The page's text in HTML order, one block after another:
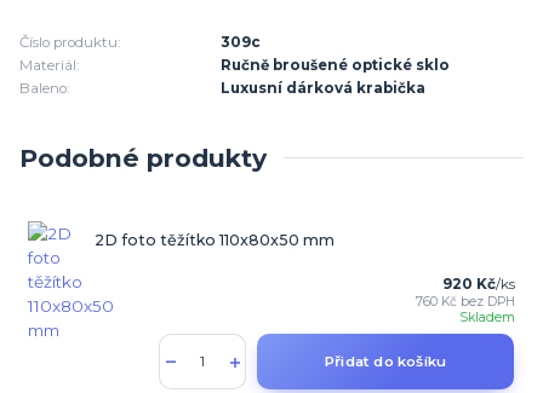
Číslo produktu:
309c
Materiál:
Ručně broušené optické sklo
Baleno:
Luxusní dárková krabička
Podobné produkty
2D foto těžítko 110x80x50 mm
920 Kč/ks
760 Kč bez DPH
Skladem
Přidat do košíku